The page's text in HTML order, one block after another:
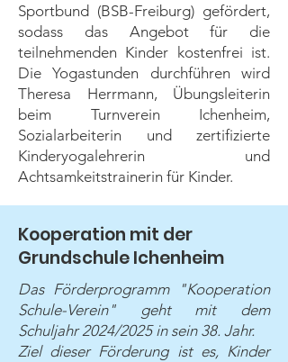
Sportbund (BSB-Freiburg) gefördert,
sodass das Angebot für die
teilnehmenden Kinder kostenfrei ist.
Die Yogastunden durchführen wird
Theresa Herrmann, Übungsleiterin
beim Turnverein Ichenheim,
Sozialarbeiterin und zertifizierte
Kinderyogalehrerin und
Achtsamkeitstrainerin für Kinder.
Kooperation mit der
Grundschule Ichenheim
Das Förderprogramm "Kooperation
Schule-Verein" geht mit dem
Schuljahr 2024/2025 in sein 38. Jahr.
Ziel dieser Förderung ist es, Kinder